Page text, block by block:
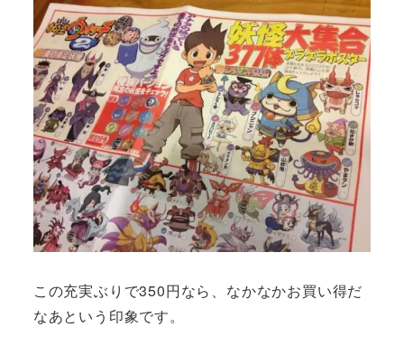
この充実ぶりで350円なら、なかなかお買い得だ
なあという印象です。